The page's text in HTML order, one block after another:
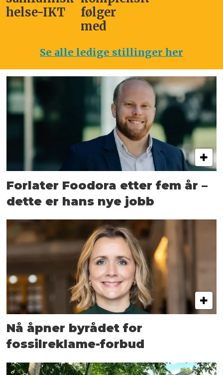
helse-IKT
følger
med
Se alle ledige stillinger her
Forlater Foodora etter fem år –
dette er hans nye jobb
Nå åpner byrådet for
fossilreklame-forbud